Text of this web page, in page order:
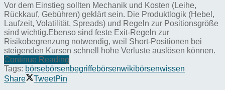
Vor dem Einstieg sollten Mechanik und Kosten (Leihe,
Rückkauf, Gebühren) geklärt sein. Die Produktlogik (Hebel,
Laufzeit, Volatilität, Spreads) und Regeln zur Positionsgröße
sind wichtig.Ebenso sind feste Exit-Regeln zur
Risikobegrenzung notwendig, weil Short-Positionen bei
steigenden Kursen schnell hohe Verluste auslösen können.
Continue Reading
Tags: börsebörsenbegriffebörsenwikibörsenwissen
Share
TweetPin